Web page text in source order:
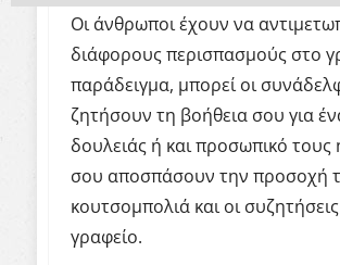
Οι άνθρωποι έχουν να
διάφορους περισπασμούς στο
παράδειγμα, μπορεί οι
ζητήσουν τη βοήθεια σου για
δουλειάς ή και προσωπικό τους
σου αποσπάσουν την προσοχή
κουτσομπολιά και οι
γραφείο.